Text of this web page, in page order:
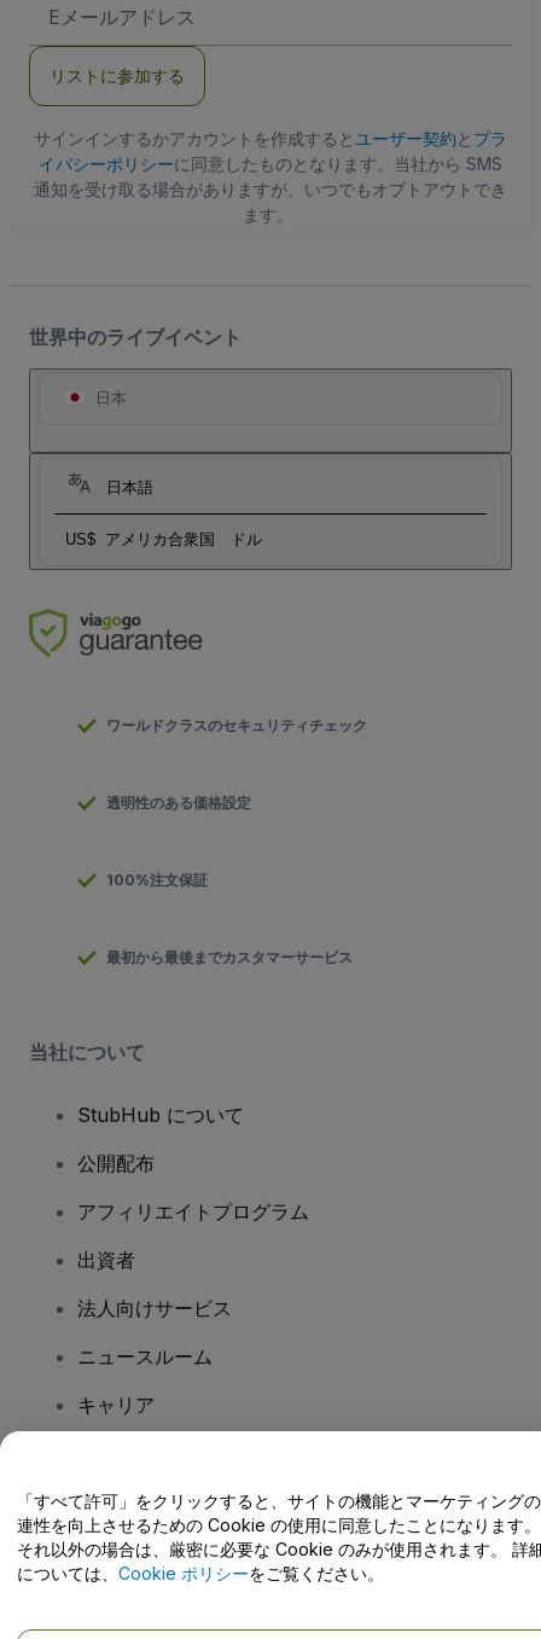
メ
ア
ス
リストに参加する
サインインするかアカウントを作成すると ユーザー契約と プラ
イバシーポリシーに同意したものとなります。当社から SMS
通知を受け取る場合がありますが、いつでもオプトアウトでき
ます。
世界中のライブイベント
日本
日本語
US$ アメリカ合衆国 ドル
ワールドクラスのセキュリティチェック
透明性のある価格設定
100%注文保証
最初から最後までカスタマーサービス
当社について
StubHub について
公開配布
アフィリエイトプログラム
出資者
法人向けサービス
ニュースルーム
キャリア
ご質問はありますか?
ヘルプセンター / こちらまでご連絡下さい
「すべて許可」をクリックすると、サイトの機能とマーケティング
連性を向上させるための Cookie の使用に同意したことになります。
それ以外の場合は、厳密に必要な Cookie のみが使用されます。 詳
については、 Cookie ポリシーをご覧ください。